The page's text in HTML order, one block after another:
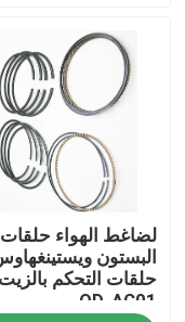
المنتجات
فيديوهات
حولنا
جولة في المصنع
لضاغط الهواء حلقات
البستون
حلقات التحكم بالزيت
OD-AC01